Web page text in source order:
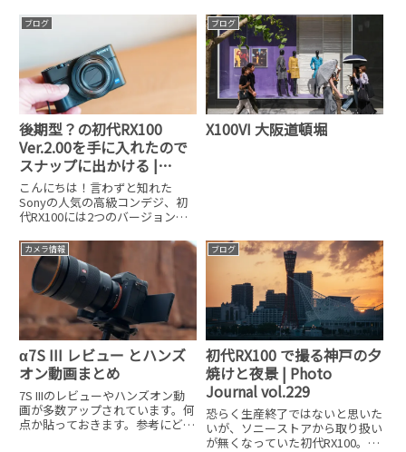
トモードで夜景を撮ってきまし
た。iPhone 11 Proのナイトモー
ド今回は全てiPhone 11 Proの
速攻で退却してしまいました。今
日の朝のスナップ📸#X100V #大阪
梅田 pic.twitter.com/H
ブログ
後期型？の初代RX100
Ver.2.00を手に入れたので
スナップに出かける |
Photo Journal vol.380
こんにちは！言わずと知れた
Sonyの人気の高級コンデジ、初
代RX100には2つのバージョンの
か？？実は、初代RX100は
Ver1.00~1.10の旧型とVer.2.00の2
つのモデルが存在するんですよ。
おそらく多
ブログ
X100VI 大阪道頓堀
カメラ情報
α7S III レビュー とハンズ
オン動画まとめ
7S IIIのレビューやハンズオン動
画が多数アップされています。何
点か貼っておきます。参考にどう
ブログ
初代RX100 で撮る神戸の夕
焼けと夜景 | Photo
Journal vol.229
恐らく生産終了ではないと思いた
いが、ソニーストアから取り扱い
が無くなっていた初代RX100。発